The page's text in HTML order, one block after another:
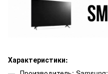
Характеристики: